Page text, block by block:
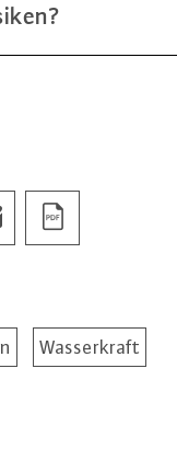
Wasserkraft